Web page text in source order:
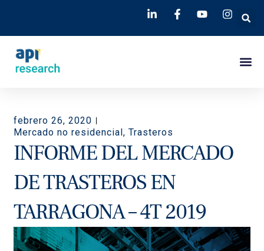
febrero 26, 2020
Mercado no residencial,Trasteros
INFORME DEL MERCADO
DE TRASTEROS EN
TARRAGONA – 4T 2019